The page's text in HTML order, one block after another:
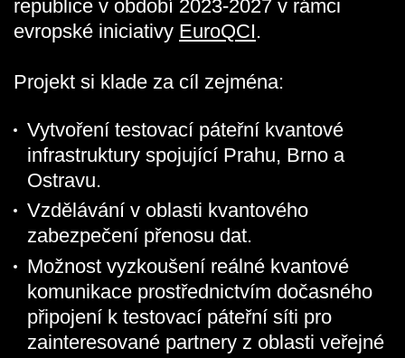
republice v období 2023-2027 v rámci
evropské iniciativy EuroQCI.
Projekt si klade za cíl zejména:
Vytvoření testovací páteřní kvantové
infrastruktury spojující Prahu, Brno a
Ostravu.
Vzdělávání v oblasti kvantového
zabezpečení přenosu dat.
Možnost vyzkoušení reálné kvantové
komunikace prostřednictvím dočasného
připojení k testovací páteřní síti pro
zainteresované partnery z oblasti veřejné